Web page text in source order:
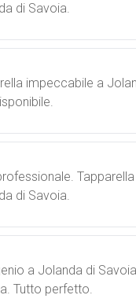
di Savoia.
impeccabile a
di Savoia.
a Jolanda di
Tutto perfetto.